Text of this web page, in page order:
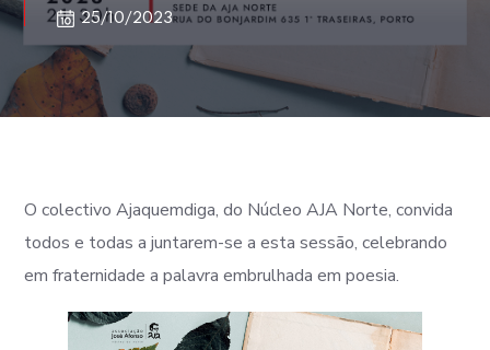
25/10/2023
O colectivo Ajaquemdiga, do Núcleo AJA Norte, convida
todos e todas a juntarem-se a esta sessão, celebrando
em fraternidade a palavra embrulhada em poesia.